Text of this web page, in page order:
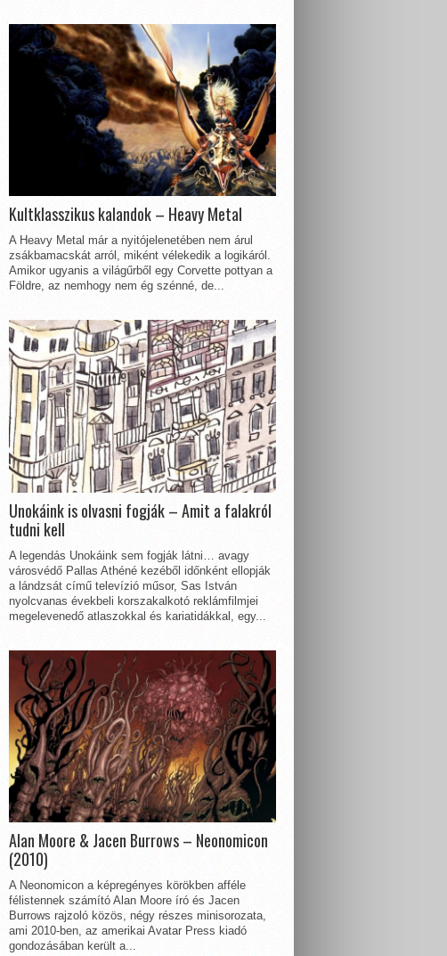
Kultklasszikus kalandok – Heavy Metal
A Heavy Metal már a nyitójelenetében nem árul
zsákbamacskát arról, miként vélekedik a logikáról.
Amikor ugyanis a világűrből egy Corvette pottyan a
Földre, az nemhogy nem ég szénné, de...
Unokáink is olvasni fogják – Amit a falakról
tudni kell
A legendás Unokáink sem fogják látni… avagy
városvédő Pallas Athéné kezéből időnként ellopják
a lándzsát című televízió műsor, Sas István
nyolcvanas évekbeli korszakalkotó reklámfilmjei
megelevenedő atlaszokkal és kariatidákkal, egy...
Alan Moore & Jacen Burrows – Neonomicon
(2010)
A Neonomicon a képregényes körökben afféle
félistennek számító Alan Moore író és Jacen
Burrows rajzoló közös, négy részes minisorozata,
ami 2010-ben, az amerikai Avatar Press kiadó
gondozásában került a...